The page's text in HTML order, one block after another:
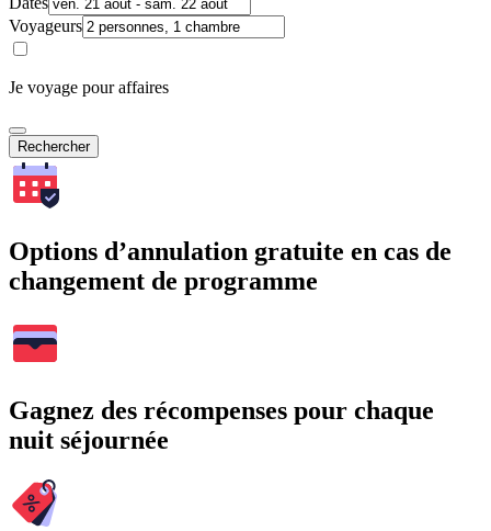
Voyageurs
Je voyage pour affaires
Rechercher
Options d’annulation gratuite en cas de
changement de programme
Gagnez des récompenses pour chaque
nuit séjournée